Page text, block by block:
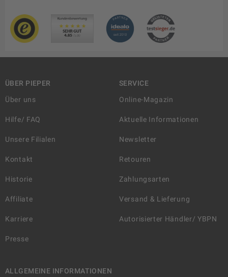
ÜBER PIEPER
Über uns
Hilfe/ FAQ
Unsere Filialen
Kontakt
Historie
Affiliate
Karriere
Presse
SERVICE
Online-Magazin
Aktuelle Informationen
Newsletter
Retouren
Zahlungsarten
Versand & Lieferung
Autorisierter Händler/ YBPN
ALLGEMEINE INFORMATIONEN